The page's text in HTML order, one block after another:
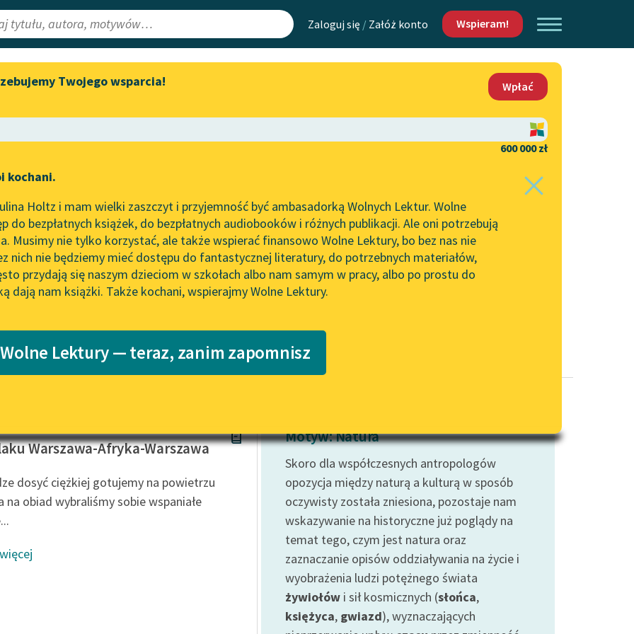
Zaloguj się / Załóż konto Wspieram!
Lektury
redakcyjne
Aktualności
Zapraszamy na spotkanie
literatury skandynawskiej
Wolne Lektury na 32.
Pol’and’Rock Festivalu
„Kochanek Lady Chatterley”
do słuchania na Wolnych
Lekturach
Nowy audiobook – „Marzenie
niepełnosprawnościami
E-kolekcja lektur szkolnych i
literatury do słuchania dla
uczennic i uczniów z
niepełnosprawnościami
Mapa Wolnych Lektur
Leśmianator
API
OAI-PMH
Widget Wolnych Lektur
Katalog
Katalog w formacie PDF
Kontakt
O projekcie
Zasady wykorzystania
Wolnych Lektur
Logotypy
Materiały promocyjne
wrażliwych
Deklaracja dostępności
Twojego wsparcia!
Wpłać
600 000 zł
kochani.
Holtz i mam wielki zaszczyt i przyjemność być ambasadorką Wolnych Lektur. Wolne
do bezpłatnych książek, do bezpłatnych audiobooków i różnych publikacji. Ale oni potrzebują
Musimy nie tylko korzystać, ale także wspierać finansowo Wolne Lektury, bo bez nas nie
nich nie będziemy mieć dostępu do fantastycznej literatury, do potrzebnych materiałów,
przydają się naszym dzieciom w szkołach albo nam samym w pracy, albo po prostu do
dają nam książki. Także kochani, wspierajmy Wolne Lektury.
Lektury — teraz, zanim zapomnisz
Jan Masoński✖
Warszawa-Afryka-Warszawa
dosyć ciężkiej gotujemy na powietrzu
na obiad wybraliśmy sobie wspaniałe
Motyw: Natura
Skoro dla współczesnych antropologów
opozycja między naturą a kulturą w sposób
oczywisty została zniesiona, pozostaje nam
wskazywanie na historyczne już poglądy na
temat tego, czym jest natura oraz
zaznaczanie opisów oddziaływania na życie i
wyobrażenia ludzi potężnego świata
żywiołów i sił kosmicznych (słońca,
księżyca, gwiazd), wyznaczających